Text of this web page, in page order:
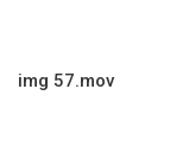
img 57.mov